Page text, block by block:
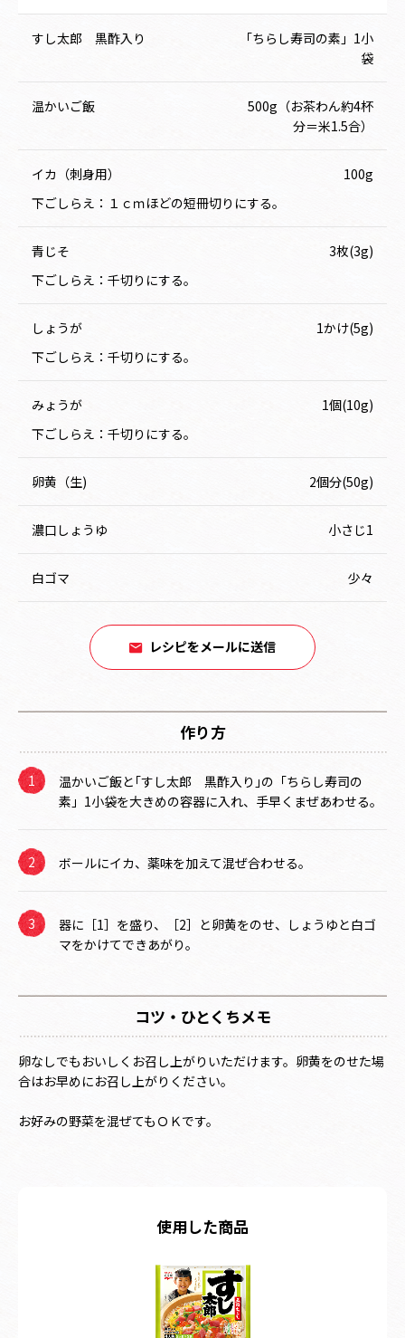
すし太郎 黒酢入り
「ちらし寿司の素」1小
袋
温かいご飯
500g（お茶わん約4杯
分＝米1.5合）
イカ（刺身用）
100g
下ごしらえ：１ｃｍほどの短冊切りにする。
青じそ
3枚(3g)
下ごしらえ：千切りにする。
しょうが
1かけ(5g)
下ごしらえ：千切りにする。
みょうが
1個(10g)
下ごしらえ：千切りにする。
卵黄（生) 2個分(50g)
濃口しょうゆ 小さじ1
白ゴマ 少々
レシピをメールに送信
作り方
温かいご飯と｢すし太郎 黒酢入り｣の「ちらし寿司の
素」1小袋を大きめの容器に入れ、手早くまぜあわせる。
ボールにイカ、薬味を加えて混ぜ合わせる。
器に［1］を盛り、［2］と卵黄をのせ、しょうゆと白ゴ
マをかけてできあがり。
コツ・ひとくちメモ
卵なしでもおいしくお召し上がりいただけます。卵黄をのせた場
合はお早めにお召し上がりください。
お好みの野菜を混ぜてもＯＫです。
使用した商品